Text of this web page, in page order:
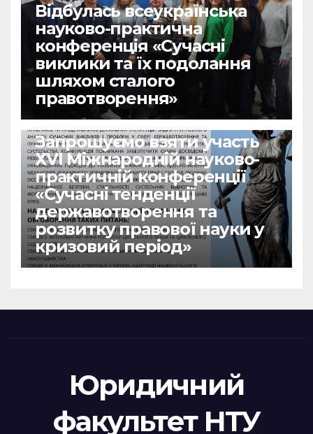
Відбулась всеукраїнська
науково-практична
конференція «Сучасні
виклики та їх подолання
шляхом сталого
правотворення»
Запрошуємо взяти участь
ХVІ Міжнародній науково-
практичній конференції
«Сучасні тенденції
державотворення та
розвитку правової науки у
кризовий період»
Юридичний
факультет НТУ